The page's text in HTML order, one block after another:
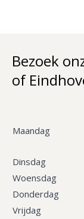
Bezoek
of
Maandag
Dinsdag
Woensdag
Donderdag
Vrijdag